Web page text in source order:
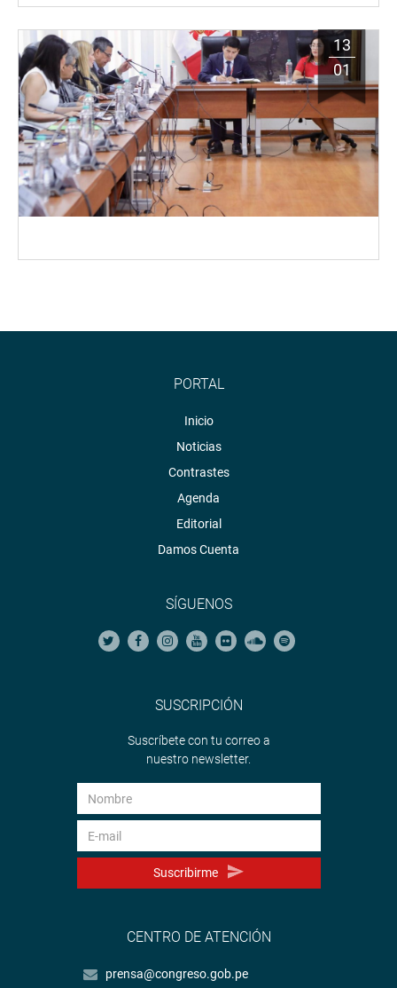
13
01
PORTAL
Inicio
Noticias
Contrastes
Agenda
Editorial
Damos Cuenta
SÍGUENOS
SUSCRIPCIÓN
Suscríbete con tu correo a
nuestro newsletter.
Suscribirme
CENTRO DE ATENCIÓN
prensa@congreso.gob.pe